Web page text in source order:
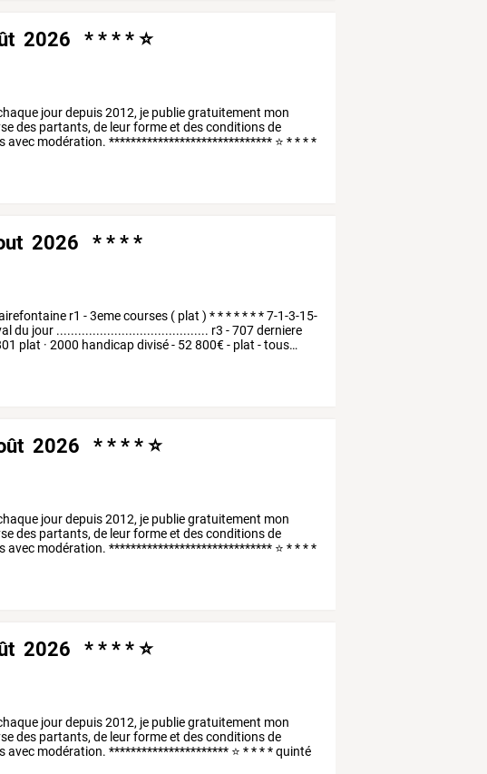
2026 * * * * ⭐
jourdepuis2012, je publiegratuitement mon
des partants,de leurformeet desconditionsde
avec modération. ****************************** ⭐ ****
2026 * * * *
r1 -3emecourses ( plat ) *******7-1-3-15-
du jour .......................................... r3 -707derniere
plat · 2000 handicapdivisé- 52800€- plat -tous…
2026 * * * * ⭐
jourdepuis2012, je publiegratuitement mon
des partants, de leurformeet desconditionsde
avec modération. ****************************** ⭐ ****
2026 * * * * ⭐
jourdepuis2012, je publiegratuitement mon
des partants, de leurformeet desconditionsde
avec modération. ********************** ⭐ ****quinté